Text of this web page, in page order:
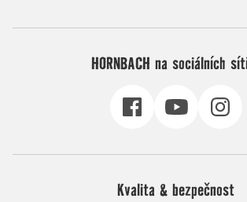
HORNBACH na sociálních
Kvalita & bezpečnost